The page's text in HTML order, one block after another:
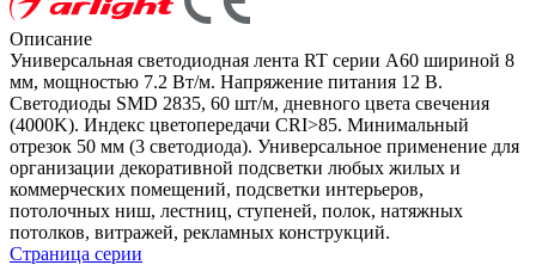
Описание
Универсальная светодиодная лента RT серии A60 шириной 8
мм, мощностью 7.2 Вт/м. Напряжение питания 12 В.
Светодиоды SMD 2835, 60 шт/м, дневного цвета свечения
(4000K). Индекс цветопередачи CRI>85. Минимальный
отрезок 50 мм (3 светодиода). Универсальное применение для
организации декоративной подсветки любых жилых и
коммерческих помещений, подсветки интерьеров,
потолочных ниш, лестниц, ступеней, полок, натяжных
потолков, витражей, рекламных конструкций.
Страница серии